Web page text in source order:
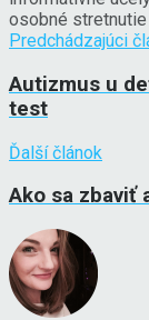
osobné stretnutie
Predchádzajúci
Autizmus u
test
Ďalší článok
Ako sa zbaviť